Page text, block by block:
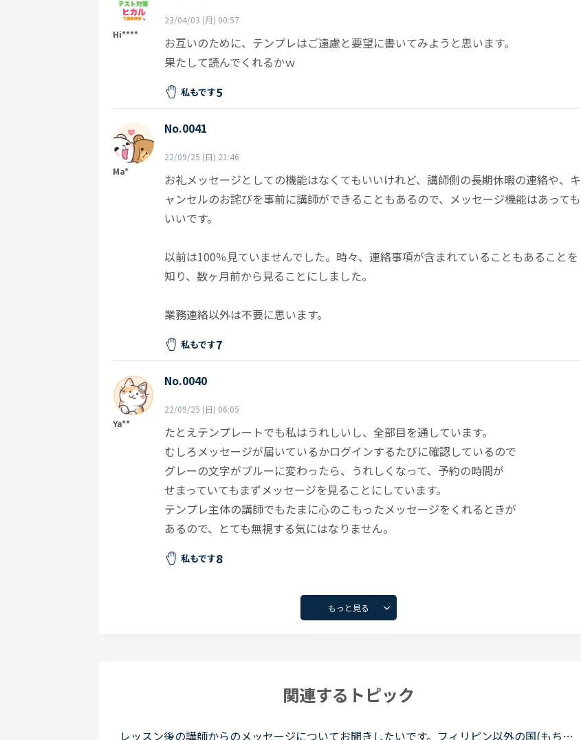
Hi****
23/04/03 (月) 00:57
お互いのために、テンプレはご遠慮と要望に書いてみようと思います。
果たして読んでくれるかｗ
私もです5
Ma*
No.0041
22/09/25 (日) 21:46
お礼メッセージとしての機能はなくてもいいけれど、講師側の長期休暇の連絡や、キ
ャンセルのお詫びを事前に講師ができることもあるので、メッセージ機能はあっても
いいです。
以前は100％見ていませんでした。時々、連絡事項が含まれていることもあることを
知り、数ヶ月前から見ることにしました。
業務連絡以外は不要に思います。
私もです7
Ya**
No.0040
22/09/25 (日) 06:05
たとえテンプレートでも私はうれしいし、全部目を通しています。
むしろメッセージが届いているかログインするたびに確認しているので
グレーの文字がブルーに変わったら、うれしくなって、予約の時間が
せまっていてもまずメッセージを見ることにしています。
テンプレ主体の講師でもたまに心のこもったメッセージをくれるときが
あるので、とても無視する気にはなりません。
私もです8
もっと見る
関連するトピック
レッスン後の講師からのメッセージについてお聞きしたいです。フィリピン以外の国(もちろ